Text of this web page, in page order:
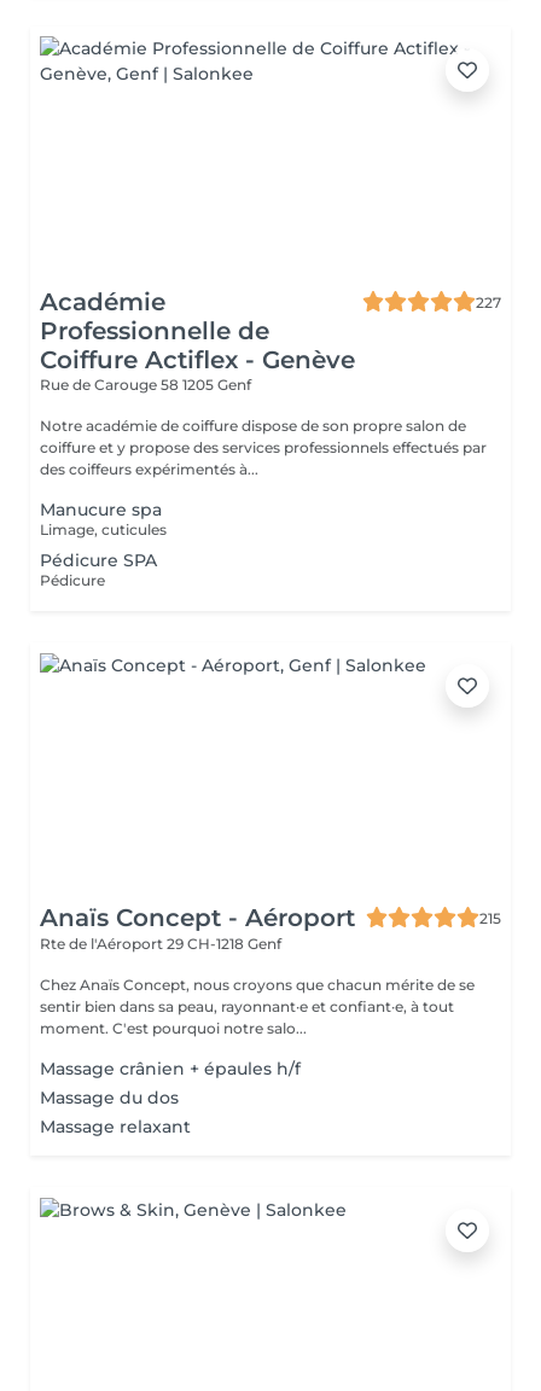
Académie
Professionnelle de
Coiffure Actiflex - Genève
227
Rue de Carouge 58 1205 Genf
Notre académie de coiffure dispose de son propre salon de
coiffure et y propose des services professionnels effectués par
des coiffeurs expérimentés à...
Manucure spa
Limage, cuticules
Pédicure SPA
Pédicure
Anaïs Concept - Aéroport
215
Rte de l'Aéroport 29 CH-1218 Genf
Chez Anaïs Concept, nous croyons que chacun mérite de se
sentir bien dans sa peau, rayonnant·e et confiant·e, à tout
moment. C'est pourquoi notre salo...
Massage crânien + épaules h/f
Massage du dos
Massage relaxant